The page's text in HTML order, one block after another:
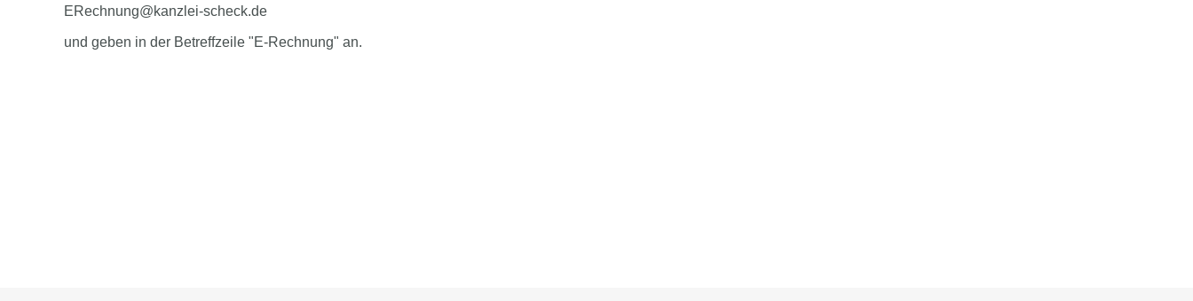
ERechnung@kanzlei-scheck.de
und geben in der Betreffzeile "E-Rechnung" an.